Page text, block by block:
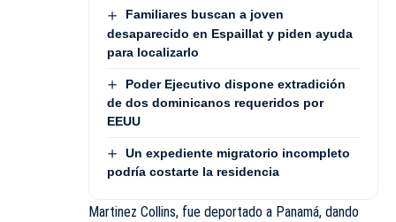
Familiares buscan a joven
desaparecido en Espaillat y piden ayuda
para localizarlo
Poder Ejecutivo dispone extradición
de dos dominicanos requeridos por
EEUU
Un expediente migratorio incompleto
podría costarte la residencia
Martinez Collins, fue deportado a Panamá, dando